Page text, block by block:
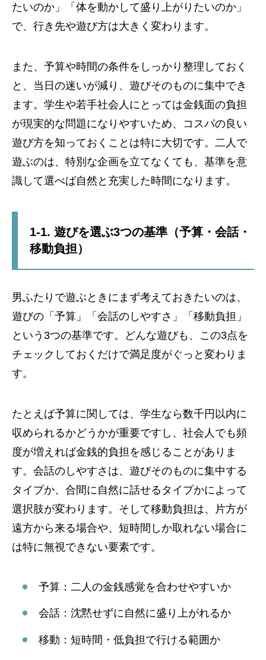
たいのか」「体を動かして盛り上がりたいのか」
で、行き先や遊び方は大きく変わります。
また、予算や時間の条件をしっかり整理しておく
と、当日の迷いが減り、遊びそのものに集中でき
ます。学生や若手社会人にとっては金銭面の負担
が現実的な問題になりやすいため、コスパの良い
遊び方を知っておくことは特に大切です。二人で
遊ぶのは、特別な企画を立てなくても、基準を意
識して選べば自然と充実した時間になります。
1-1. 遊びを選ぶ3つの基準（予算・会話・
移動負担）
男ふたりで遊ぶときにまず考えておきたいのは、
遊びの「予算」「会話のしやすさ」「移動負担」
という3つの基準です。どんな遊びも、この3点を
チェックしておくだけで満足度がぐっと変わりま
す。
たとえば予算に関しては、学生なら数千円以内に
収められるかどうかが重要ですし、社会人でも頻
度が増えれば金銭的負担を感じることがありま
す。会話のしやすさは、遊びそのものに集中する
タイプか、合間に自然に話せるタイプかによって
選択肢が変わります。そして移動負担は、片方が
遠方から来る場合や、短時間しか取れない場合に
は特に無視できない要素です。
予算：二人の金銭感覚を合わせやすいか
会話：沈黙せずに自然に盛り上がれるか
移動：短時間・低負担で行ける範囲か